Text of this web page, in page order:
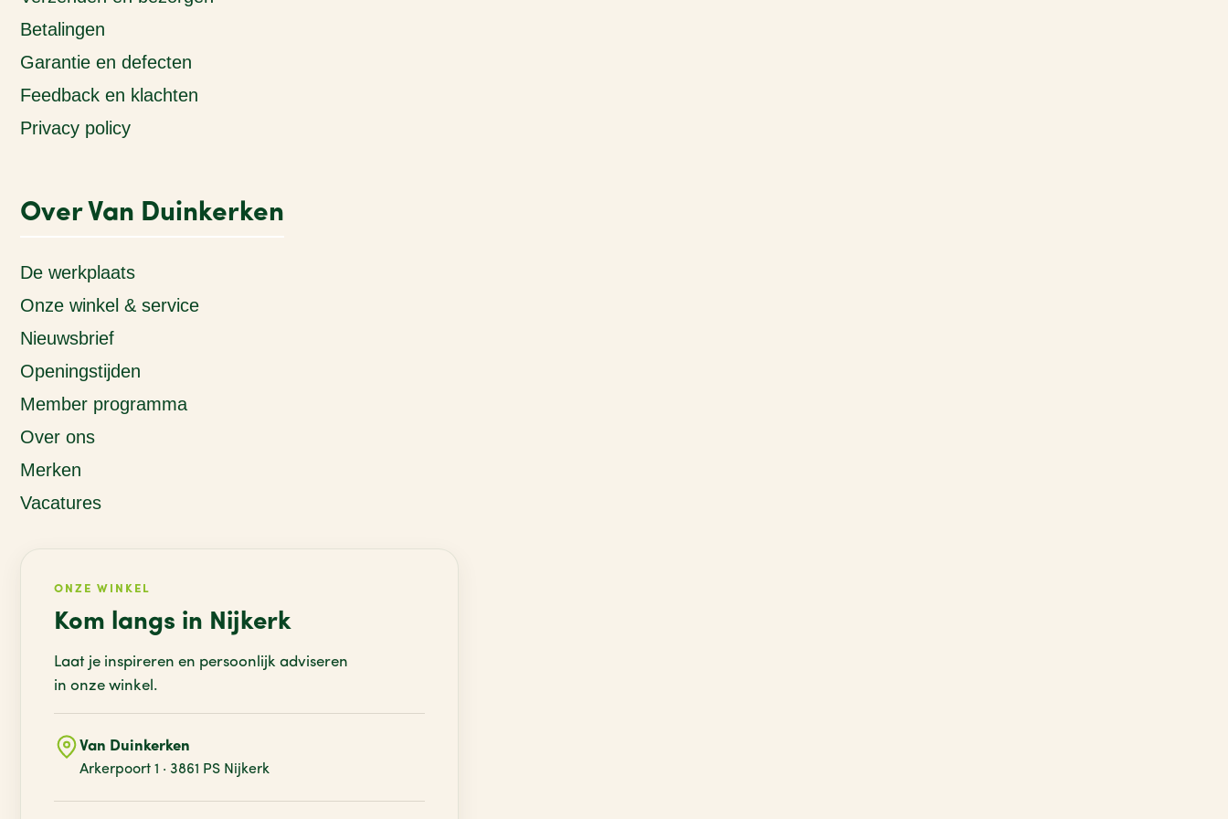
Betalingen
Garantie en defecten
Feedback en klachten
Privacy policy
Over Van Duinkerken
De werkplaats
Onze winkel & service
Nieuwsbrief
Openingstijden
Member programma
Over ons
Merken
Vacatures
ONZE WINKEL
Kom langs in Nijkerk
Laat je inspireren en persoonlijk adviseren
in onze winkel.
Van Duinkerken
Arkerpoort 1 · 3861 PS Nijkerk